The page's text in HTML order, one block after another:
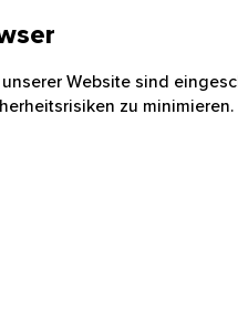
Website sind
zu minimieren.